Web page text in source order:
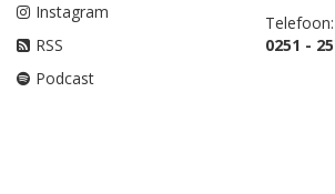
Instagram
RSS
Podcast
Telefoon:
0251 -